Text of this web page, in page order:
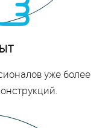
уже более